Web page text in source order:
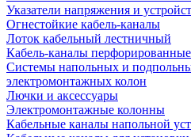
Указатели напряжения и
Огнестойкие кабель-каналы
Лоток кабельный лестничный
Кабель-каналы
Системы напольных и
электромонтажных колон
Лючки и аксессуары
Электромонтажные колонны
Кабельные каналы напольной